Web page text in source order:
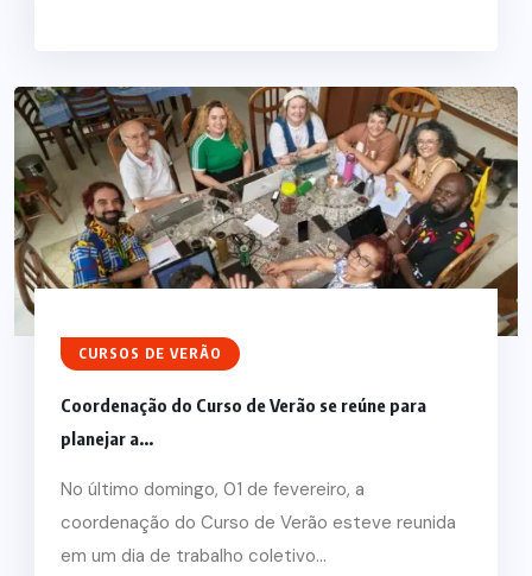
CURSOS DE VERÃO
Coordenação do Curso de Verão se reúne para
planejar a...
No último domingo, 01 de fevereiro, a
coordenação do Curso de Verão esteve reunida
em um dia de trabalho coletivo...